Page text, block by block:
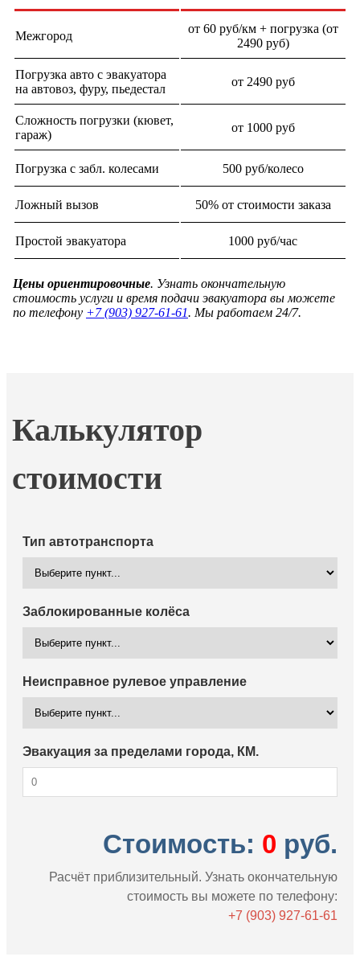
Межгород
от 60 руб/км + погрузка (от
2490 руб)
Погрузка авто с эвакуатора
на автовоз, фуру, пьедестал
от 2490 руб
Сложность погрузки (кювет,
гараж)
от 1000 руб
Погрузка с забл. колесами 500 руб/колесо
Ложный вызов 50% от стоимости заказа
Простой эвакуатора 1000 руб/час
Цены ориентировочные. Узнать окончательную
стоимость услуги и время подачи эвакуатора вы можете
по телефону +7 (903) 927-61-61. Мы работаем 24/7.
Калькулятор
стоимости
Тип автотранспорта
Заблокированные колёса
Неисправное рулевое управление
Эвакуация за пределами города, КМ.
Стоимость: 0 руб.
Расчёт приблизительный. Узнать окончательную
стоимость вы можете по телефону:
+7 (903) 927-61-61